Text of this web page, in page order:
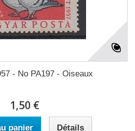
- No PA197 - Oiseaux
1,50 €
panier Détails